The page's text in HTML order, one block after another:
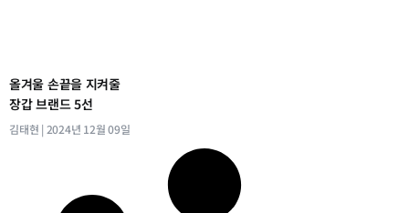
올겨울 손끝을 지켜줄
장갑 브랜드 5선
김태현 2024년 12월 09일